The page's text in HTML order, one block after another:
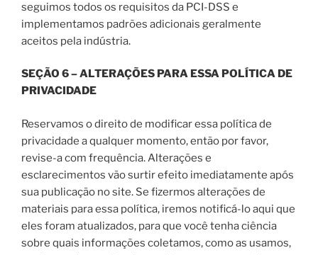
seguimos todos os requisitos da PCI-DSS e
implementamos padrões adicionais geralmente
aceitos pela indústria.
SEÇÃO 6 – ALTERAÇÕES PARA ESSA POLÍTICA DE
PRIVACIDADE
Reservamos o direito de modificar essa política de
privacidade a qualquer momento, então por favor,
revise-a com frequência. Alterações e
esclarecimentos vão surtir efeito imediatamente após
sua publicação no site. Se fizermos alterações de
materiais para essa política, iremos notificá-lo aqui que
eles foram atualizados, para que você tenha ciência
sobre quais informações coletamos, como as usamos,